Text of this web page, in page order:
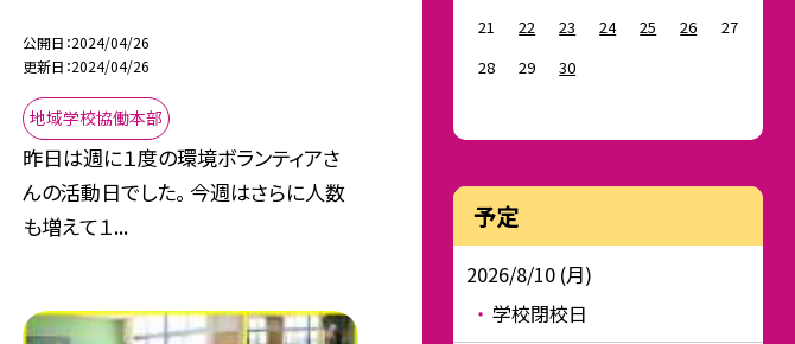
公開日 2024/04/26
更新日 2024/04/26
地域学校協働本部
昨日は週に１度の環境ボランティアさ
んの活動日でした。 今週はさらに人数
も増えて１...
21
22 23 24 25 26
27
28
29 30
予定
2026/8/10 (月)
学校閉校日